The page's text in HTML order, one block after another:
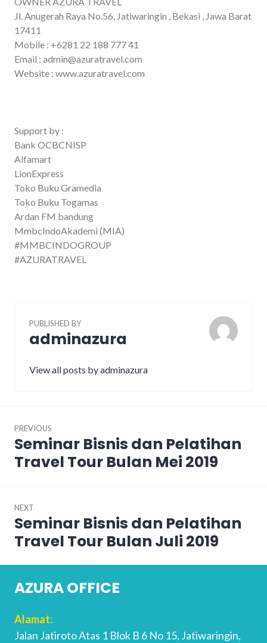
Jl. Anugerah Raya No.56, Jatiwaringin , Bekasi , Jawa Barat
17411
Mobile : +6281 22 188 777 41
Email : admin@azuratravel.com
Website : www.azuratravel.com
Support by :
Bank OCBCNISP
Alfamart
LionExpress
Toko Buku Gramedia
Toko Buku Togamas
Ardan FM bandung
MmbcIndoAkademi (MIA)
‪#‎MMBCINDOGROUP‬
#AZURATRAVEL
PUBLISHED BY
adminazura
View all posts by adminazura
navigation
PREVIOUS
Previous
post:
Seminar Bisnis dan Pelatihan
Travel Tour Bulan Mei 2019
NEXT
Next
post:
Seminar Bisnis dan Pelatihan
Travel Tour Bulan Juli 2019
AZURA OFFICE
Alamat:
Jalan Jatiroto Atas 1 Blok B 6 No 15, Jatiwaringin,